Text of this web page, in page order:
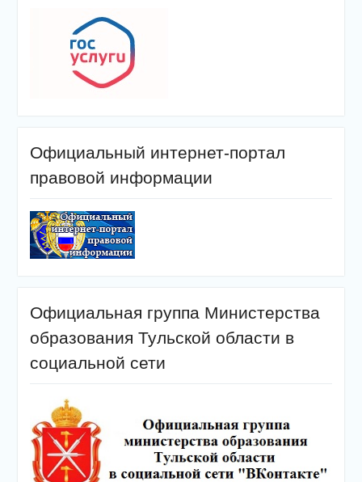
Официальный интернет-портал
правовой информации
Официальная группа Министерства
образования Тульской области в
социальной сети